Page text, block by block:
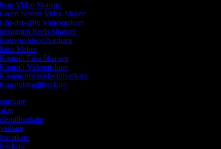
Video Skapare
Screen Video Maker
det-själv Videomakare
Reels Skapare
Maker
Film Skapare
Videomakare